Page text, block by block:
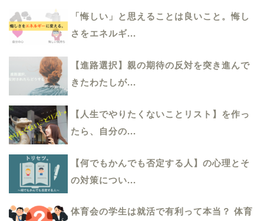
「悔しい」と思えることは良いこと。悔し
さをエネルギ...
【進路選択】親の期待の反対を突き進んで
きたわたしが...
【人生でやりたくないことリスト】を作っ
たら、自分の...
【何でもかんでも否定する人】の心理とそ
の対策につい...
体育会の学生は就活で有利って本当？ 体育